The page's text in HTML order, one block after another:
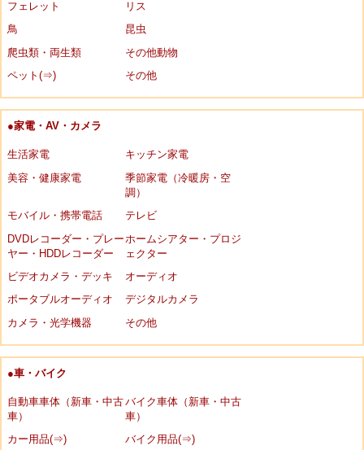
フェレット
リス
鳥
昆虫
爬虫類・両生類
その他動物
ペット(⇒)
その他
●家電・AV・カメラ
生活家電
キッチン家電
美容・健康家電
季節家電（冷暖房・空
調）
モバイル・携帯電話
テレビ
DVDレコーダー・プレー
ヤー・HDDレコーダー
ホームシアター・プロジ
ェクター
ビデオカメラ・デッキ
オーディオ
ポータブルオーディオ
デジタルカメラ
カメラ・光学機器
その他
●車・バイク
自動車車体（新車・中古
車）
バイク車体（新車・中古
車）
カー用品(⇒)
バイク用品(⇒)